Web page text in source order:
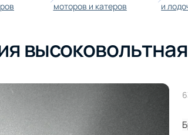
моторов и катеров
и